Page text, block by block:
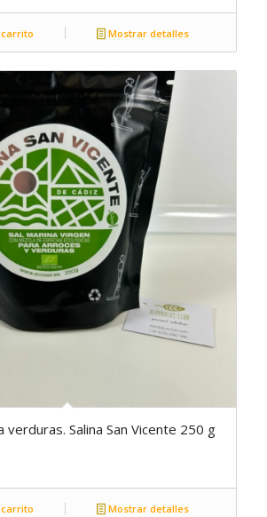
Mostrar detalles
5.00
verduras. Salina San Vicente 250 g
Mostrar detalles